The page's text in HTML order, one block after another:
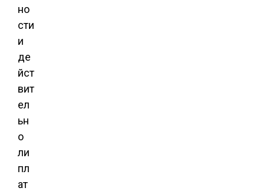
но
сти
и
де
йст
вит
ел
ьн
о
ли
пл
ат